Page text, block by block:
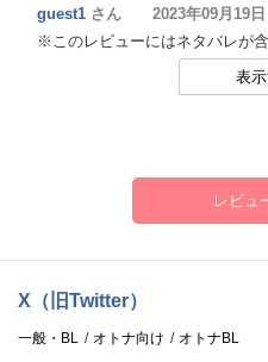
guest1 さん 2023年09月19日
※このレビューにはネタバレが含
表
レビュ
X（旧Twitter）
一般・BL オトナ向け オトナBL